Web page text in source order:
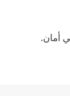
أمان.